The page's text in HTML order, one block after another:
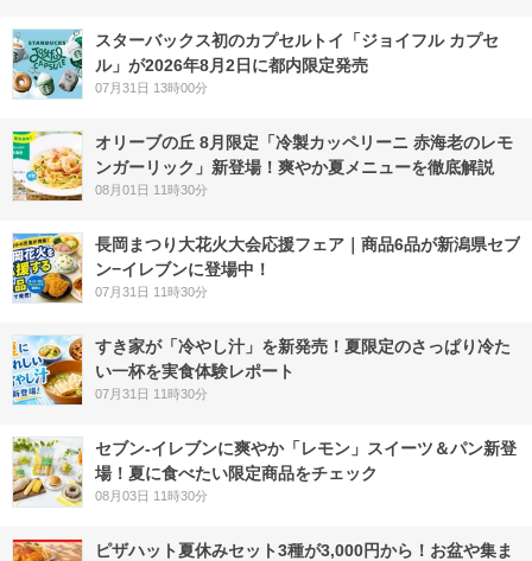
スターバックス初のカプセルトイ「ジョイフル カプセ
ル」が2026年8月2日に都内限定発売
07月31日 13時00分
オリーブの丘 8月限定「冷製カッペリーニ 赤海老のレモ
ンガーリック」新登場！爽やか夏メニューを徹底解説
08月01日 11時30分
長岡まつり大花火大会応援フェア｜商品6品が新潟県セブ
ン−イレブンに登場中！
07月31日 11時30分
すき家が「冷やし汁」を新発売！夏限定のさっぱり冷た
い一杯を実食体験レポート
07月31日 11時30分
セブン‐イレブンに爽やか「レモン」スイーツ＆パン新登
場！夏に食べたい限定商品をチェック
08月03日 11時30分
ピザハット夏休みセット3種が3,000円から！お盆や集ま